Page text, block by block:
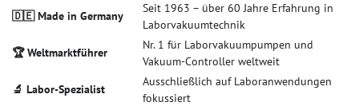
🇩🇪 Made in Germany
Seit 1963 – über 60 Jahre Erfahrung in
Laborvakuumtechnik
🏆 Weltmarktführer
Nr. 1 für Laborvakuumpumpen und
Vakuum-Controller weltweit
🔬 Labor-Spezialist
Ausschließlich auf Laboranwendungen
fokussiert